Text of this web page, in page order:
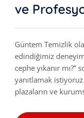
ve
Güntem Temizlik
edindiğimiz
cephe yıkanır mı?”
yanıtlamak
plazaların ve